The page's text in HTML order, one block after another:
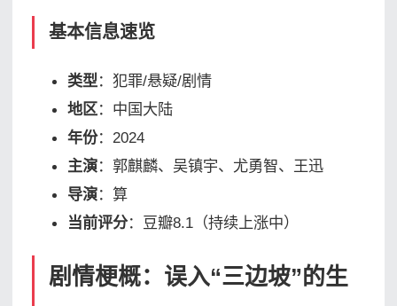
基本信息速览
类型 ：犯罪/悬疑/剧情
地区：中国大陆
年份：2024
主演：郭麒麟、吴镇宇、尤勇智、王迅
导演：算
当前评分：豆瓣8.1（持续上涨中）
剧情梗概：误入“三边坡”的生